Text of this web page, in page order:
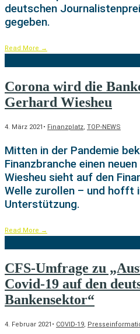
deutschen
gegeben.
Read More →
Corona wird die
Gerhard Wiesheu
4. März 2021 • Finanzplatz TOP-NEWS
Mitten in der Pandemie
Finanzbranche einen
Wiesheu sieht auf den
Welle zurollen – und hofft
Unterstützung.
Read More →
CFS-Umfrage zu
Covid-19 auf den
Bankensektor“
4. Februar 2021 • COVID-19,